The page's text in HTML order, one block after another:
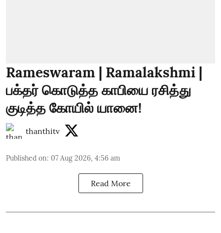
Rameswaram | Ramalakshmi |
பக்தர் கொடுத்த காபியை ரசித்து
குடித்த கோயில் யானை!
thanthitv
Published on: 07 Aug 2026, 4:56 am
Read More